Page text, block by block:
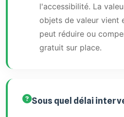
l'accessibilité. La
objets de valeur vient
peut réduire ou
gratuit sur place.
Sous quel délai